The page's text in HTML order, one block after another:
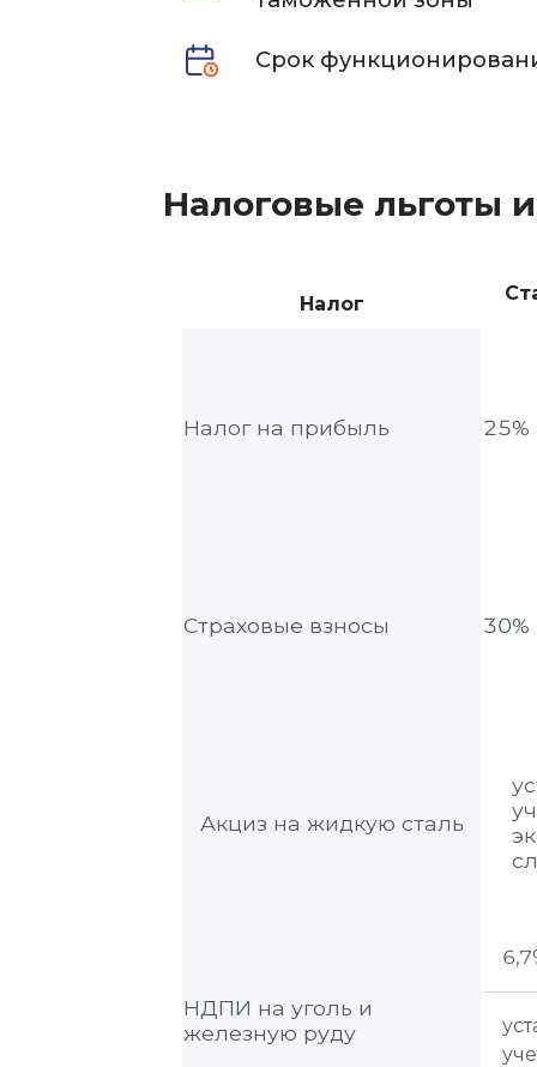
Срок
Налоговые льготы
Налог
Налог на прибыль 25%
Страховые взносы 30%
Акциз на жидкую сталь
НДПИ на уголь и
железную руду